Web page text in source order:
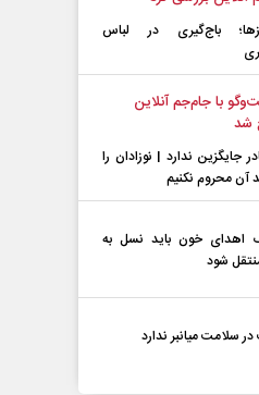
باج‌گیری در لباس
با جام‌جم آنلاین
شد
جایگزین ندارد | نوزادان را
آن محروم نکنیم
اهدای خون باید نسل به
شود
سلامت میانبر ندارد